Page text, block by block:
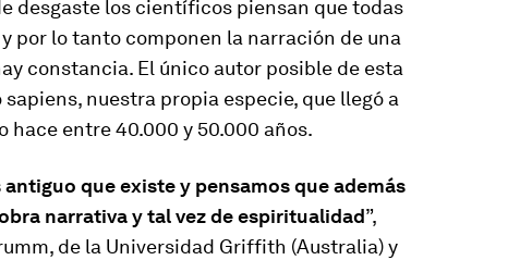
desgaste los científicos piensan que todas
por lo tanto componen la narración de una
constancia. El único autor posible de esta
sapiens, nuestra propia especie, que llegó a
hace entre 40.000 y 50.000 años.
que existe y pensamos que además
narrativa y tal vez de espiritualidad”,
de la Universidad Griffith (Australia) y